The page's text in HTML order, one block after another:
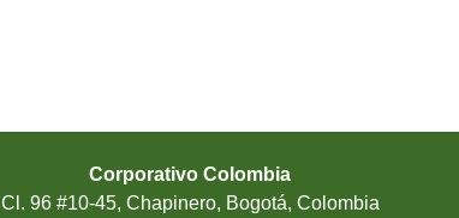
Corporativo Colombia
Cl. 96 #10-45, Chapinero, Bogotá, Colombia